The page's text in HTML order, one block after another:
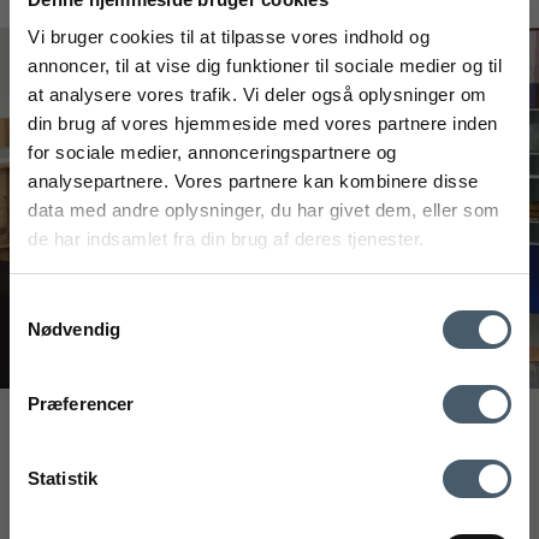
Vi bruger cookies til at tilpasse vores indhold og
annoncer, til at vise dig funktioner til sociale medier og til
at analysere vores trafik. Vi deler også oplysninger om
din brug af vores hjemmeside med vores partnere inden
for sociale medier, annonceringspartnere og
analysepartnere. Vores partnere kan kombinere disse
data med andre oplysninger, du har givet dem, eller som
de har indsamlet fra din brug af deres tjenester.
Nødvendig
Præferencer
Statistik
#interiorshop
Løsning
FÅ 20% RABATT
Få 20 % rabatt ved å melde deg på vårt nyhetsbrev.
*Rabatten din kan ikke brukes på allerede nedsatte varer
eller produkter fra Rocket.
Ved å registrere deg godtar du å motta vårt nyhetsbrev
med gode tilbud og inspirasjon. Du kan alltid trekke tilbake